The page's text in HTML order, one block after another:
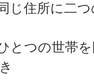
じ住所に二
とつの世帯